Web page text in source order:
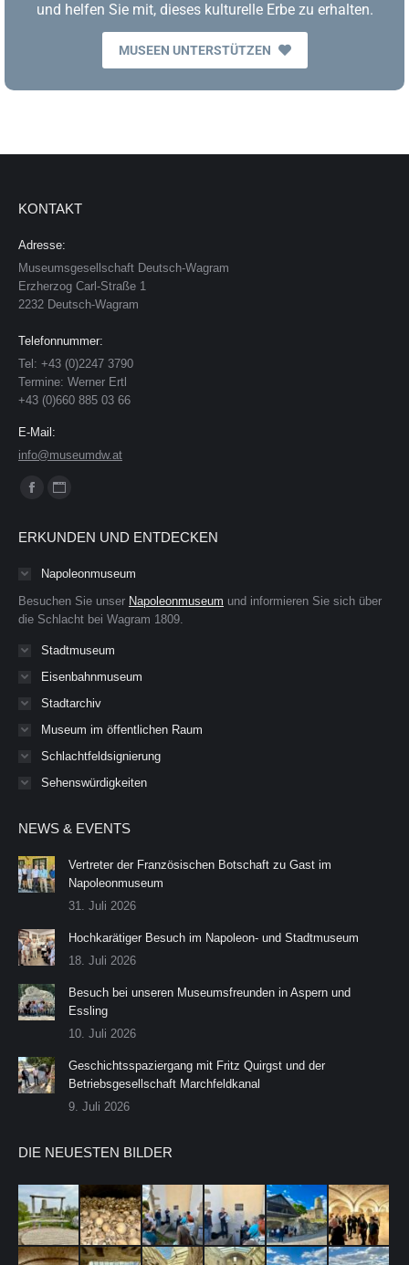
und helfen Sie mit, dieses kulturelle Erbe zu erhalten.
MUSEEN UNTERSTÜTZEN
KONTAKT
Adresse:
Museumsgesellschaft Deutsch-Wagram
Erzherzog Carl-Straße 1
2232 Deutsch-Wagram
Telefonnummer:
Tel: +43 (0)2247 3790
Termine: Werner Ertl
+43 (0)660 885 03 66
E-Mail:
info@museumdw.at
Finden Sie uns auf:
opens
window
opens
in
new
window
ERKUNDEN UND ENTDECKEN
Napoleonmuseum
Besuchen Sie unser Napoleonmuseum und informieren Sie sich über
die Schlacht bei Wagram 1809.
Stadtmuseum
Eisenbahnmuseum
Stadtarchiv
Museum im öffentlichen Raum
Schlachtfeldsignierung
Sehenswürdigkeiten
NEWS & EVENTS
Vertreter der Französischen Botschaft zu Gast im
Napoleonmuseum
31. Juli 2026
Hochkarätiger Besuch im Napoleon- und Stadtmuseum
18. Juli 2026
Besuch bei unseren Museumsfreunden in Aspern und
Essling
10. Juli 2026
Geschichtsspaziergang mit Fritz Quirgst und der
Betriebsgesellschaft Marchfeldkanal
9. Juli 2026
DIE NEUESTEN BILDER